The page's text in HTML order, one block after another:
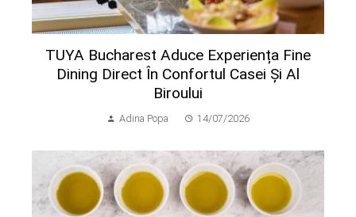
TUYA Bucharest Aduce Experiența Fine
Dining Direct În Confortul Casei Și Al
Biroului
Adina Popa 14/07/2026